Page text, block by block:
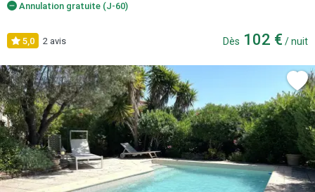
Annulation gratuite (J-60)
5,0 2 avis Dès 102 € / nuit